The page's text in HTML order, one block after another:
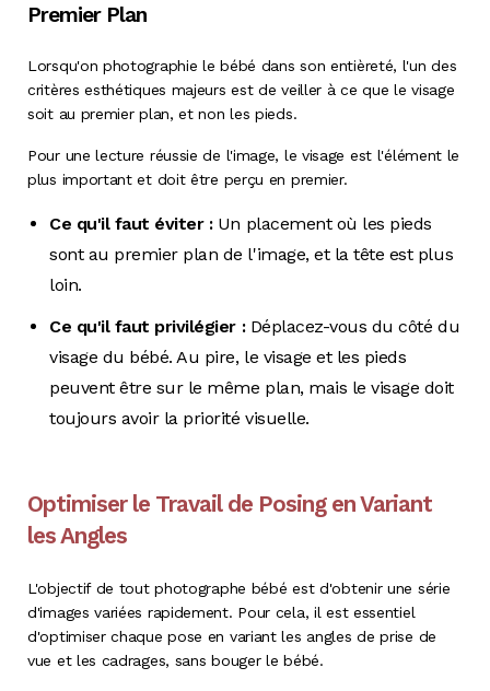
Premier Plan
Lorsqu'on photographie le bébé dans son entièreté, l'un des
critères esthétiques majeurs est de veiller à ce que le visage
soit au premier plan, et non les pieds.
Pour une lecture réussie de l'image, le visage est l'élément le
plus important et doit être perçu en premier.
Ce qu'il faut éviter : Un placement où les pieds
sont au premier plan de l'image, et la tête est plus
loin.
Ce qu'il faut privilégier : Déplacez-vous du côté du
visage du bébé. Au pire, le visage et les pieds
peuvent être sur le même plan, mais le visage doit
toujours avoir la priorité visuelle.
Optimiser le Travail de Posing en Variant
les Angles
L'objectif de tout photographe bébé est d'obtenir une série
d'images variées rapidement. Pour cela, il est essentiel
d'optimiser chaque pose en variant les angles de prise de
vue et les cadrages, sans bouger le bébé.